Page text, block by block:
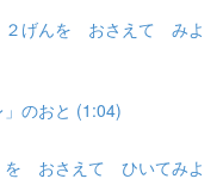
２げんを おさえて みよ
のおと (1:04)
を おさえて ひいてみよ